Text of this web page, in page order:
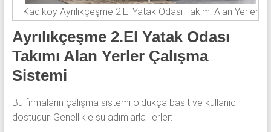
Kadıköy Ayrılıkçeşme 2.El Yatak Odası Takımı Alan Yerler
Ayrılıkçeşme 2.El Yatak Odası
Takımı Alan Yerler Çalışma
Sistemi
Bu firmaların çalışma sistemi oldukça basit ve kullanıcı
dostudur. Genellikle şu adımlarla ilerler: